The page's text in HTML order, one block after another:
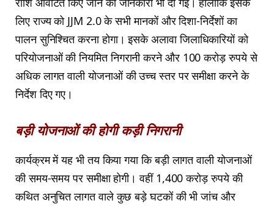
लिए राज्य को JJM 2.0 के सभी मानकों और दिशा-निर्देशों का
पालन सुनिश्चित करना होगा। इसके अलावा जिलाधिकारियों को
परियोजनाओं की नियमित निगरानी करने और 100 करोड़ रुपये से
अधिक लागत वाली योजनाओं की उच्च स्तर पर समीक्षा करने के
निर्देश दिए गए।
बड़ी योजनाओं की होगी कड़ी निगरानी
कार्यक्रम में यह भी तय किया गया कि बड़ी लागत वाली योजनाओं
की समय-समय पर समीक्षा होगी। वहीं 1,400 करोड़ रुपये की
कथित अनुचित लागत वाले कुछ बड़े घटकों की भी जांच और